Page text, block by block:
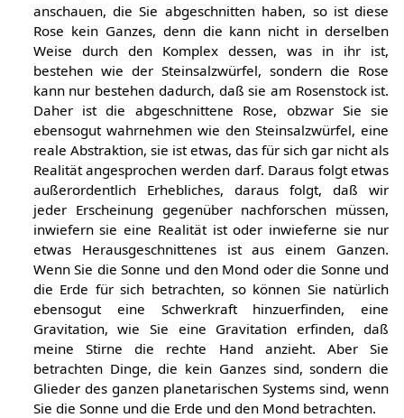
anschauen, die Sie abgeschnitten haben, so ist diese
Rose kein Ganzes, denn die kann nicht in derselben
Weise durch den Komplex dessen, was in ihr ist,
bestehen wie der Steinsalzwürfel, sondern die Rose
kann nur bestehen dadurch, daß sie am Rosenstock ist.
Daher ist die abgeschnittene Rose, obzwar Sie sie
ebensogut wahrnehmen wie den Steinsalzwürfel, eine
reale Abstraktion, sie ist etwas, das für sich gar nicht als
Realität angesprochen werden darf. Daraus folgt etwas
außerordentlich Erhebliches, daraus folgt, daß wir
jeder Erscheinung gegenüber nachforschen müssen,
inwiefern sie eine Realität ist oder inwieferne sie nur
etwas Herausgeschnittenes ist aus einem Ganzen.
Wenn Sie die Sonne und den Mond oder die Sonne und
die Erde für sich betrachten, so können Sie natürlich
ebensogut eine Schwerkraft hinzuerfinden, eine
Gravitation, wie Sie eine Gravitation erfinden, daß
meine Stirne die rechte Hand anzieht. Aber Sie
betrachten Dinge, die kein Ganzes sind, sondern die
Glieder des ganzen planetarischen Systems sind, wenn
Sie die Sonne und die Erde und den Mond betrachten.